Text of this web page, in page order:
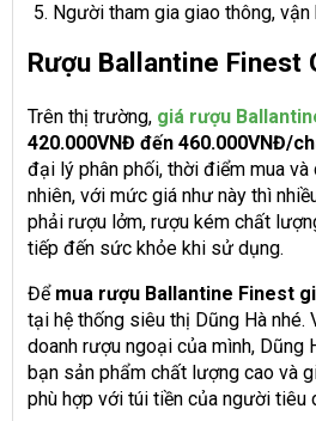
Người tham gia giao thông, vận
RƯợu Ballantine Finest
Trên thị trường, giá rượu
420.000VNĐ đến 460.000VNĐ/
đại lý phân phối, thời điểm mua và
nhiên, với mức giá như này thì
phải rượu lởm, rượu kém chất
tiếp đến sức khỏe khi sử dụng.
Để mua rượu Ballantine Finest
tại hệ thống siêu thị Dũng Hà nhé.
doanh rượu ngoại của mình, Dũng
bạn sản phẩm chất lượng cao và
phù hợp với túi tiền của người tiêu